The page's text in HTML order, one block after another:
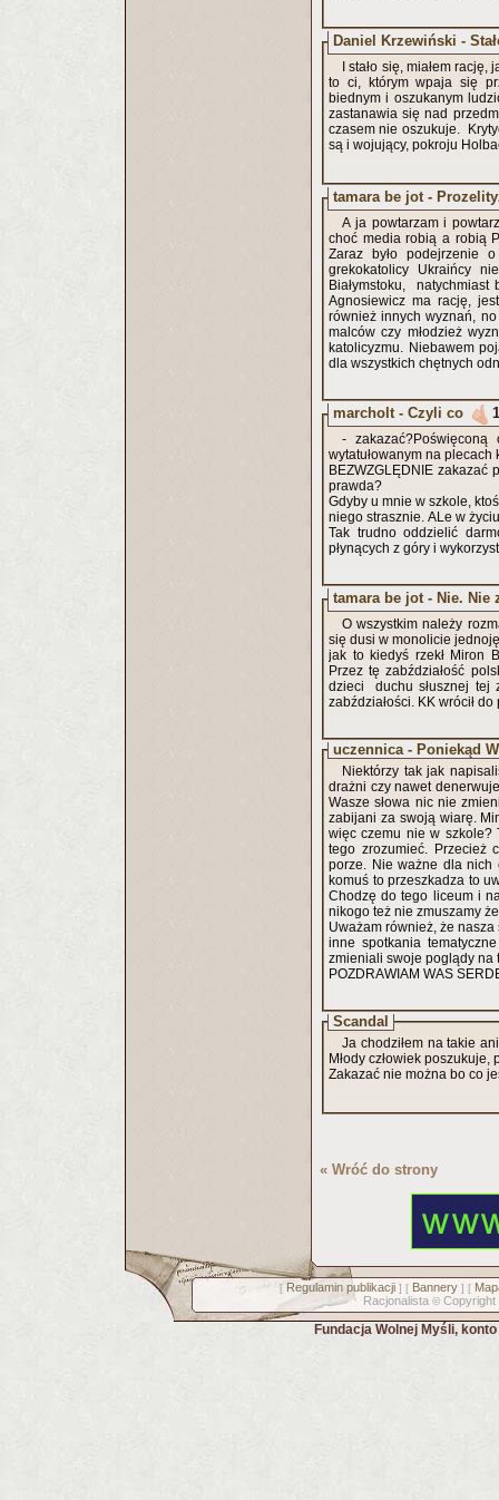
Daniel Krzewiński -
I stało się, miałem
to ci, którym wpaja się
biednym i oszukanym
zastanawia się nad
czasem nie oszukuje.
są i wojujący, pokroju
tamara be jot -
A ja powtarzam i
choć media robią a robią
Zaraz było podejrzenie
grekokatolicy Ukraińcy
Białymstoku, natychmiast
Agnosiewicz ma rację,
również innych wyznań,
malców czy młodzież
katolicyzmu. Niebawem
dla wszystkich chętnych
marcholt - Czyli co
-
wytatułowanym na
BEZWZGLĘDNIE zakazać
prawda?
Gdyby u mnie w szkole,
niego strasznie. ALe w
Tak trudno oddzielić
płynących z góry i
tamara be jot - Nie. Nie
O wszystkim należy
się dusi w monolicie
jak to kiedyś rzekł Miron
Przez tę zabździałość
dzieci duchu słusznej tej
zabździałości. KK wrócił
uczennica - Poniekąd
Niektórzy tak jak
drażni czy nawet
Wasze słowa nic nie
zabijani za swoją wiarę.
więc czemu nie w szkole?
tego zrozumieć. Przecież
porze. Nie ważne dla nich
komuś to przeszkadza to
Chodzę do tego liceum i
nikogo też nie zmuszamy
Uważam również, że
inne spotkania
zmieniali swoje poglądy na
POZDRAWIAM WAS
Scandal
Ja chodziłem na takie
Młody człowiek
Zakazać nie można bo co
« Wróć do strony
[ Regulamin publikacji] [ Bannery] [
Racjonalista © Copyright
Fundacja Wolnej Myśli,